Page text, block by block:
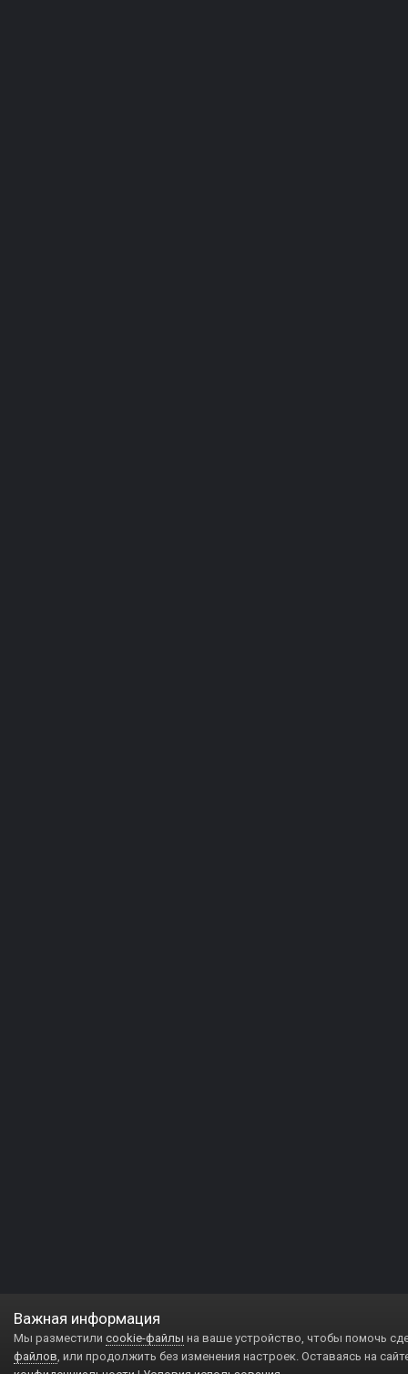
Важная информация
Мы разместили cookie-файлы на ваше устройство, чтобы помочь
файлов, или продолжить без изменения настроек. Оставаясь на